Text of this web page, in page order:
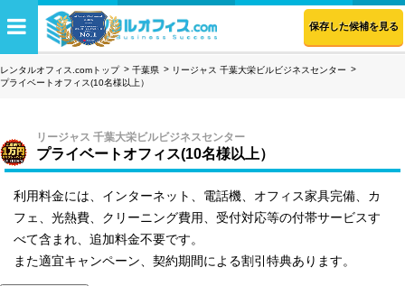
保存した候補を見る
レンタルオフィス.comトップ 千葉県
リージャス 千葉大栄ビルビジネスセンター
プライベートオフィス(10名様以上）
リージャス 千葉大栄ビルビジネスセンター
プライベートオフィス(10名様以上）
利用料金には、インターネット、電話機、オフィス家具完備、カ
フェ、光熱費、クリーニング費用、受付対応等の付帯サービスす
べて含まれ、追加料金不要です。
また適宜キャンペーン、契約期間による割引特典あります。